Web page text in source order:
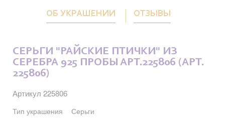
ОБ УКРАШЕНИИ ОТЗЫВЫ
СЕРЬГИ "РАЙСКИЕ ПТИЧКИ" ИЗ
СЕРЕБРА 925 ПРОБЫ АРТ.225806 (АРТ.
225806)
Артикул 225806
Тип украшения
Серьги